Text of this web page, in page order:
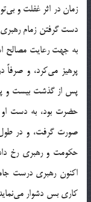
زمان در اثر غفلت و
دست گرفتن زمام
به جهت رعايت مصالح
پرهيز مي‌كرد، و صرفاً
پس از گذشت بيست و
صورت گرفت، و در طول
حكومت و رهبري رخ
اكنون رهبري درست
كاري بس دشوار